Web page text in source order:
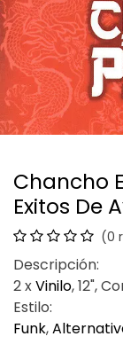
Chancho
Exitos De
(0
Descripción:
2 xVinilo, 12",
Estilo:
Funk,